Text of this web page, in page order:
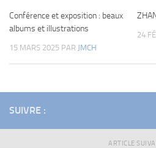
Conférence et exposition : beaux
albums et illustrations
15 MARS 2025 PAR JMCH
24
SUIVRE :
ARTICLE